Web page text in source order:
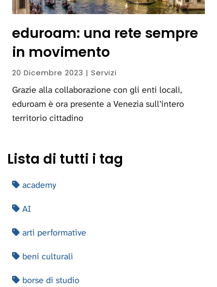
eduroam: una rete sempre
in movimento
20 Dicembre 2023 | Servizi
Grazie alla collaborazione con gli enti locali,
eduroam è ora presente a Venezia sull’intero
territorio cittadino
Lista di tutti i tag
academy
AI
arti performative
beni culturali
borse di studio